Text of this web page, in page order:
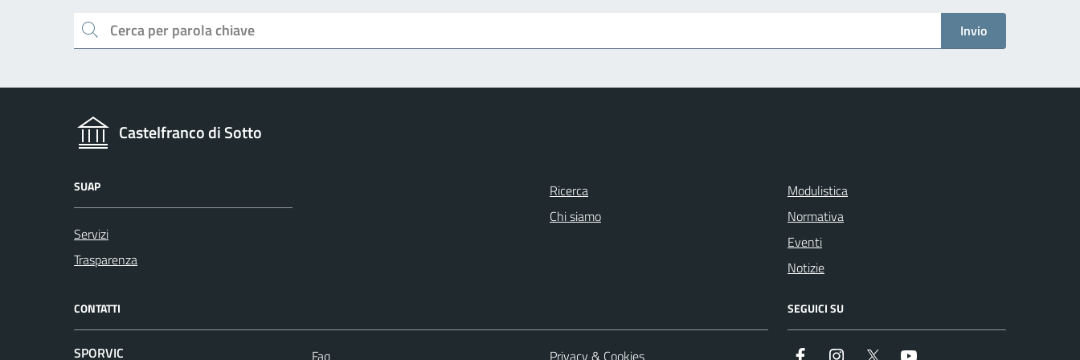
Cerca Invio
Castelfranco di Sotto
SUAP
Servizi
Trasparenza
Ricerca
Chi siamo
Modulistica
Normativa
Eventi
Notizie
CONTATTI
SPORVIC Faq Privacy & Cookies
SEGUICI SU
Facebook InstagramTwitter